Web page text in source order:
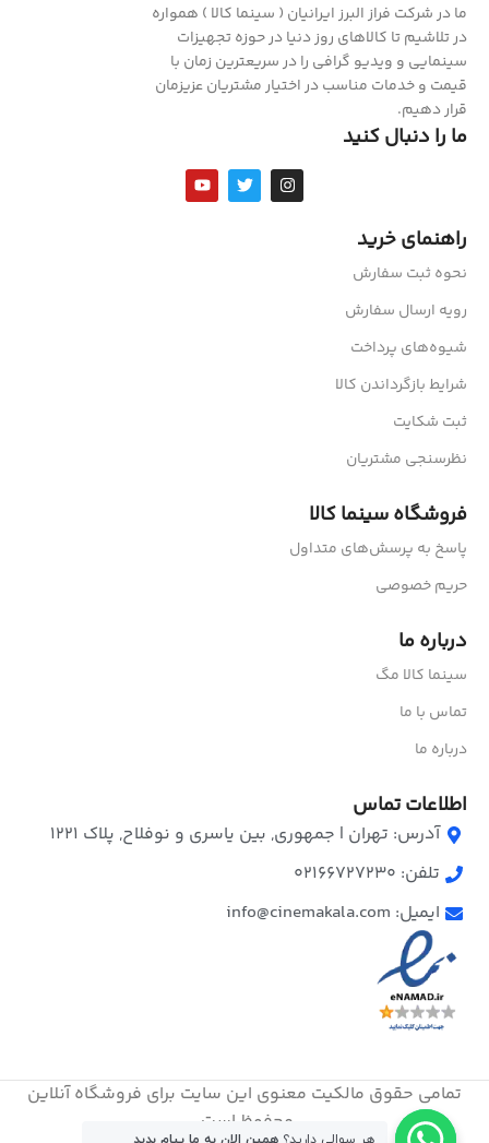
ما در شرکت فراز البرز ایرانیان ( سینما کالا ) همواره
در تلاشیم تا کالاهای روز دنیا در حوزه تجهیزات
سینمایی و ویدیو گرافی را در سریعترین زمان با
قیمت و خدمات مناسب در اختیار مشتریان عزیزمان
قرار دهیم.
ما را دنبال کنید
راهنمای خرید
نحوه ثبت سفارش
رویه ارسال سفارش
شیوه‌های پرداخت
شرایط بازگرداندن کالا
ثبت شکایت
نظرسنجی مشتریان
فروشگاه سینما کالا
پاسخ به پرسش‌های متداول
حریم خصوصی
درباره ما
سینما کالا مگ
تماس با ما
درباره ما
اطلاعات تماس
آدرس: تهران | جمهوری, بین یاسری و نوفلاح, پلاک ۱۲۲۱
تلفن: 02166727230
ایمیل: info@cinemakala.com
تمامی حقوق مالکیت معنوی این ‌سایت برای فروشگاه آنلاین
محفوظ است.